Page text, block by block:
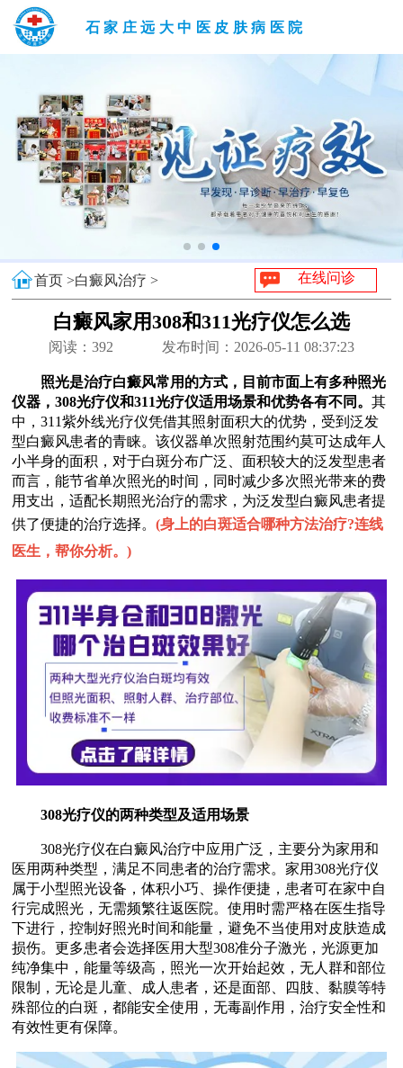
石家庄远大中医皮肤病医院
首页 >白癜风治疗 > 在线问诊
白癜风家用308和311光疗仪怎么选
阅读： 392 发布时间：2026-05-11 08:37:23
照光是治疗白癜风常用的方式，目前市面上有多种照光
仪器，308光疗仪和311光疗仪适用场景和优势各有不同。其
中，311紫外线光疗仪凭借其照射面积大的优势，受到泛发
型白癜风患者的青睐。该仪器单次照射范围约莫可达成年人
小半身的面积，对于白斑分布广泛、面积较大的泛发型患者
而言，能节省单次照光的时间，同时减少多次照光带来的费
用支出，适配长期照光治疗的需求，为泛发型白癜风患者提
供了便捷的治疗选择。(身上的白斑适合哪种方法治疗?连线
医生，帮你分析。)
308光疗仪的两种类型及适用场景
308光疗仪在白癜风治疗中应用广泛，主要分为家用和
医用两种类型，满足不同患者的治疗需求。家用308光疗仪
属于小型照光设备，体积小巧、操作便捷，患者可在家中自
行完成照光，无需频繁往返医院。使用时需严格在医生指导
下进行，控制好照光时间和能量，避免不当使用对皮肤造成
损伤。更多患者会选择医用大型308准分子激光，光源更加
纯净集中，能量等级高，照光一次开始起效，无人群和部位
限制，无论是儿童、成人患者，还是面部、四肢、黏膜等特
殊部位的白斑，都能安全使用，无毒副作用，治疗安全性和
有效性更有保障。